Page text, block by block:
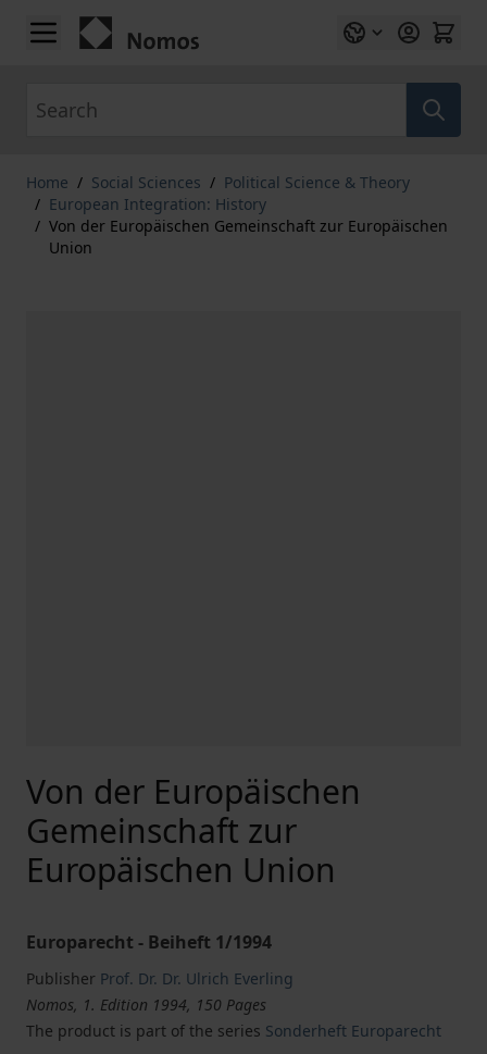
Skip to Content
Home / Social Sciences / Political Science & Theory
/ European Integration: History
/ Von der Europäischen Gemeinschaft zur Europäischen
Union
Von der Europäischen
Gemeinschaft zur
Europäischen Union
Europarecht - Beiheft 1/1994
Publisher Prof. Dr. Dr. Ulrich Everling
Nomos, 1. Edition 1994, 150 Pages
The product is part of the series Sonderheft Europarecht